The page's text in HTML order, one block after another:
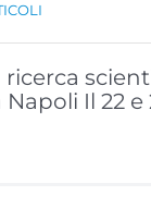
Il 22 e